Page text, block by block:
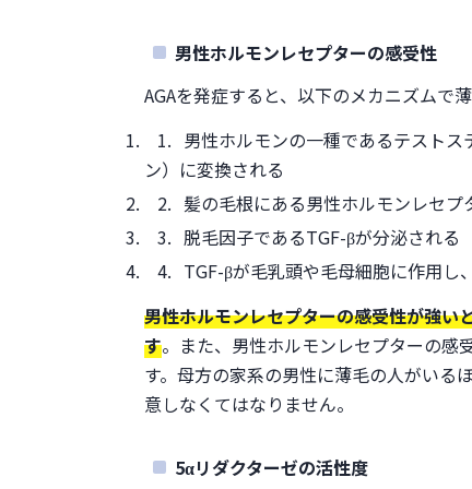
男性ホルモンレセプターの感受性
AGAを発症すると、以下のメカニズムで
男性ホルモンの一種であるテスト
ン）に変換される
髪の毛根にある男性ホルモンレセプ
脱毛因子であるTGF-βが分泌される
TGF-βが毛乳頭や毛母細胞に作用し
男性ホルモンレセプターの感受性が強い
す。また、男性ホルモンレセプターの感
す。母方の家系の男性に薄毛の人がいる
意しなくてはなりません。
5αリダクターゼの活性度